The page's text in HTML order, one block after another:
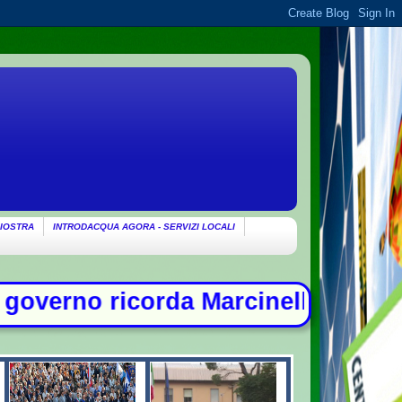
INTRODACQUA AGORA - SERVIZI LOCALI
"Non c'è spazio per